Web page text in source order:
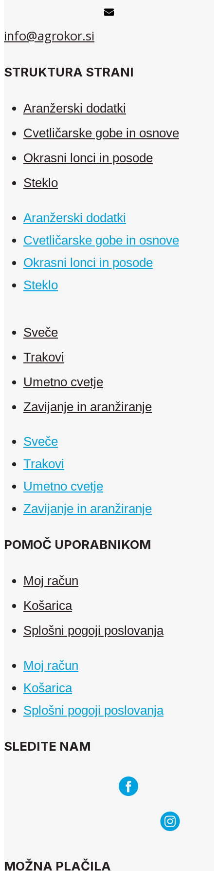
info@agrokor.si
STRUKTURA STRANI
Aranžerski dodatki
Cvetličarske gobe in osnove
Okrasni lonci in posode
Steklo
Aranžerski dodatki
Cvetličarske gobe in osnove
Okrasni lonci in posode
Steklo
Sveče
Trakovi
Umetno cvetje
Zavijanje in aranžiranje
Sveče
Trakovi
Umetno cvetje
Zavijanje in aranžiranje
POMOČ UPORABNIKOM
Moj račun
Košarica
Splošni pogoji poslovanja
Moj račun
Košarica
Splošni pogoji poslovanja
SLEDITE NAM
MOŽNA PLAČILA